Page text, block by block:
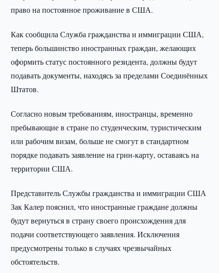
право на постоянное проживание в США.
Как сообщила Служба гражданства и иммиграции США,
теперь большинство иностранных граждан, желающих
оформить статус постоянного резидента, должны будут
подавать документы, находясь за пределами Соединённых
Штатов.
Согласно новым требованиям, иностранцы, временно
пребывающие в стране по студенческим, туристическим
или рабочим визам, больше не смогут в стандартном
порядке подавать заявление на грин-карту, оставаясь на
территории США.
Представитель Службы гражданства и иммиграции США
Зак Калер пояснил, что иностранные граждане должны
будут вернуться в страну своего происхождения для
подачи соответствующего заявления. Исключения
предусмотрены только в случаях чрезвычайных
обстоятельств.